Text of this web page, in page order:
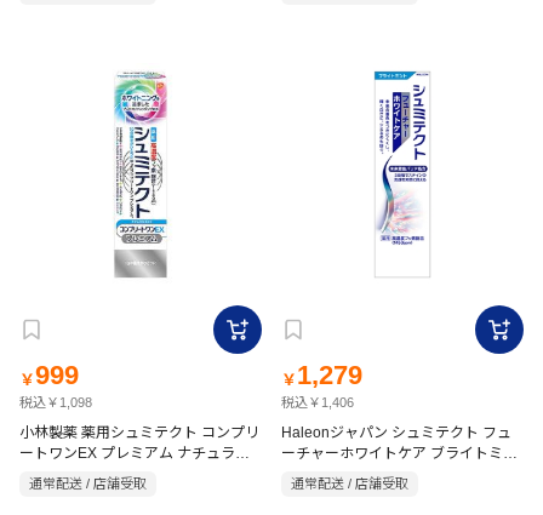
￥999
税込￥1,098
小林製薬 薬用シュミテクト コンプリ
ートワンEX プレミアム ナチュラル
ミント<1450ppm>(90g)
通常配送 / 店舗受取
￥ 1,279
税込￥1,406
Haleonジャパン シュミテクト フュ
ーチャーホワイトケア ブライトミン
ト 80g【医薬部外品】
通常配送 / 店舗受取